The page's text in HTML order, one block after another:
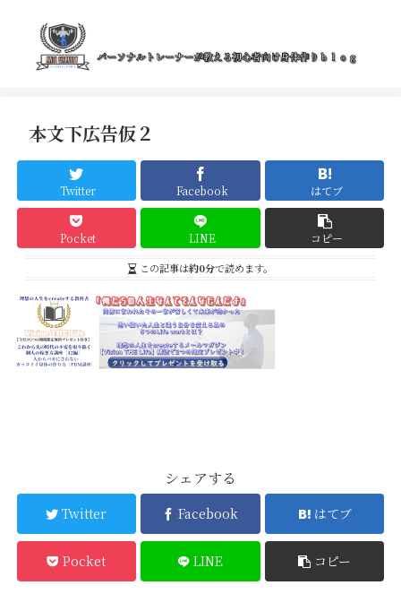
本文下広告仮２
Twitter Facebook はてブ
Pocket LINE コピー
この記事は約0分で読めます。
シェアする
Twitter Facebook はてブ
Pocket LINE コピー